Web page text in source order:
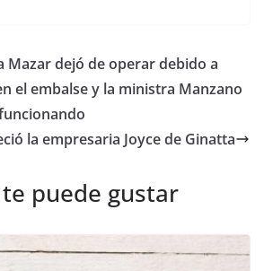
gr
a
m
di
t
l e
dI
p
ar
Mazar dejó de operar debido a
el embalse y la ministra Manzano
la empresaria Joyce de Ginatta
puede gustar